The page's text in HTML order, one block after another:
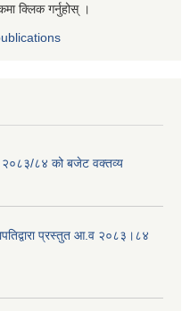
क्लिक गर्नुहोस् ।
२०८३/८४ को बजेट वक्तव्य
प्रस्तुत आ.व‍ २०८३।८४